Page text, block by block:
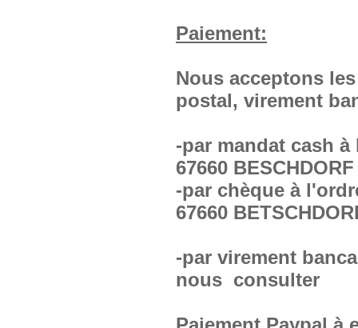
Paiement:
Nous acceptons
postal, virement
-par mandat cash
67660 BESCHDORF
-par chèque à
67660
-par virement
nous consulter